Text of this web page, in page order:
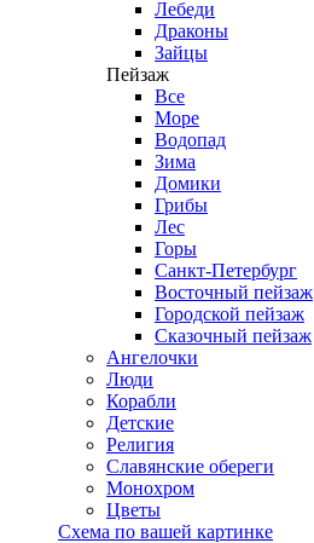
Лебеди
Драконы
Зайцы
Пейзаж
Все
Море
Водопад
Зима
Домики
Грибы
Лес
Горы
Санкт-Петербург
Восточный пейзаж
Городской пейзаж
Сказочный пейзаж
Ангелочки
Люди
Корабли
Детские
Религия
Славянские обереги
Монохром
Цветы
Схема по вашей картинке